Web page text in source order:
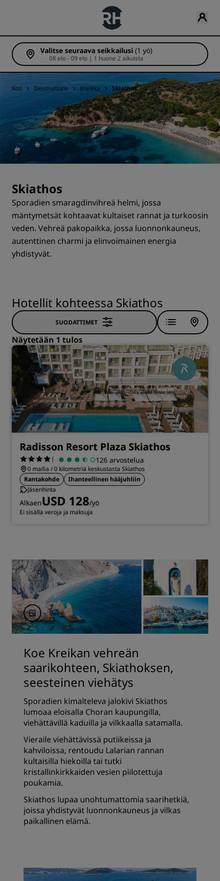
Valitse seuraava seikkailusi (1 yö)
08 elo - 09 elo | 1 huone 2 aikuista
Koti Destinations Kreikka Skiathos
Skiathos
Sporadien smaragdinvihreä helmi, jossa
mäntymetsät kohtaavat kultaiset rannat ja turkoosin
veden. Vehreä pakopaikka, jossa luonnonkauneus,
autenttinen charmi ja elinvoimainen energia
yhdistyvät.
Hotellit kohteessa Skiathos
SUODATTIMET
Näytetään 1 tulos
Radisson Resort Plaza Skiathos
| 126 arvostelua
0 mailia / 0 kilometriä keskustasta Skiathos
Rantakohde
Ihanteellinen hääjuhliin
Jäsenhinta
AlkaenUSD 128/yö
Ei sisällä veroja ja maksuja
Koe Kreikan vehreän
saarikohteen, Skiathoksen,
seesteinen viehätys
Sporadien kimalteleva jalokivi Skiathos
lumoaa eloisalla Choran kaupungilla,
viehättävillä kaduilla ja vilkkaalla satamalla.
Vieraile viehättävissä putiikeissa ja
kahviloissa, rentoudu Lalarian rannan
kultaisilla hiekoilla tai tutki
kristallinkirkkaiden vesien piilotettuja
poukamia.
Skiathos lupaa unohtumattomia saarihetkiä,
joissa yhdistyvät luonnonkauneus ja vilkas
paikallinen elämä.